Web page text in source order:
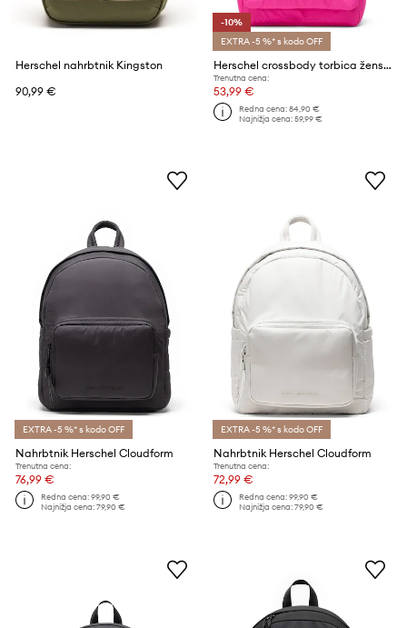
Herschel nahrbtnik Kingston
90,99 €
-10%
EXTRA -5 %* s kodo OFF
Herschel crossbody torbica ženska Cloudform
Trenutna cena:
53,99 €
Redna cena:84,90 €
Najnižja cena:59,99 €
EXTRA -5 %* s kodo OFF
Nahrbtnik Herschel Cloudform
Trenutna cena:
76,99 €
Redna cena:99,90 €
Najnižja cena:79,90 €
EXTRA -5 %* s kodo OFF
Nahrbtnik Herschel Cloudform
Trenutna cena:
72,99 €
Redna cena:99,90 €
Najnižja cena:79,90 €